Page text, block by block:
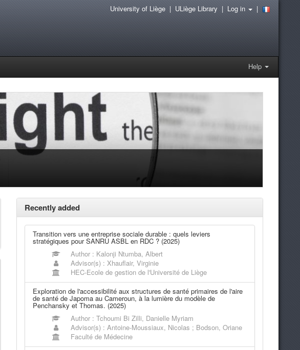
Help
University of Liège| ULiège Library | Log in |
Recently added
Transition vers une entreprise sociale durable : quels leviers
stratégiques pour SANRU ASBL en RDC ? (2025)
Author : Kalonji Ntumba, Albert
Advisor(s) : Xhauflair, Virginie
HEC-Ecole de gestion de l'Université de Liège
Exploration de l'accessibilité aux structures de santé primaires de l'aire
de santé de Japoma au Cameroun, à la lumière du modèle de
Penchansky et Thomas. (2025)
Author : Tchoumi Bi Zilli, Danielle Myriam
Advisor(s) : Antoine-Moussiaux, Nicolas ; Bodson, Oriane
Faculté de Médecine